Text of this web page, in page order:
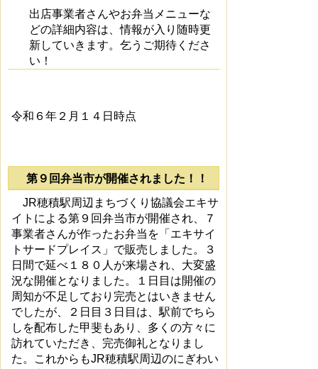
出店事業者さんやお弁当メニューな
どの詳細内容は、情報が入り随時更
新していきます。乞うご期待くださ
い！
令和６年２月１４日時点
第９回弁当市が開催されました！！
JR穂積駅周辺まちづくり協議会エキサ
イトによる第９回弁当市が開催され、７
事業者さんが作ったお弁当を「エキサイ
トサードプレイス」で販売しました。３
日間で延べ１８０人が来場され、大変盛
況な開催となりました。１日目は開催の
周知が不足しており完売とはいきません
でしたが、２日目３日目は、駅前でちら
しを配布した甲斐もあり、多くの方々に
訪れていただき、完売御礼となりまし
た。これからもJR穂積駅周辺のにぎわい